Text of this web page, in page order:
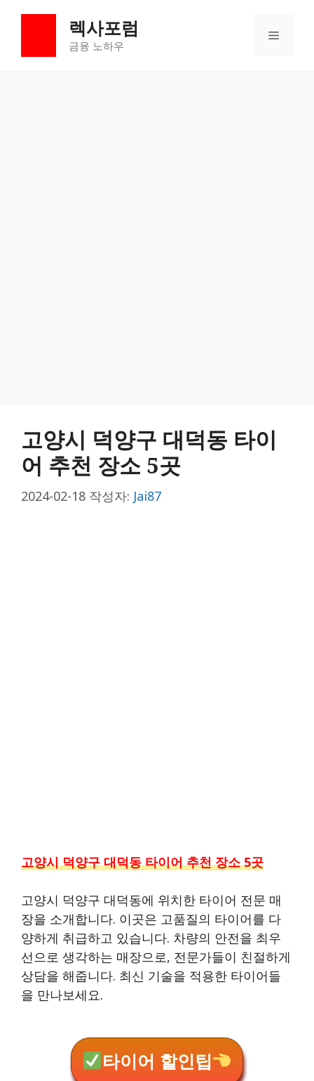
렉사포럼
금융 노하우
메
고양시 덕양구 대덕동 타이
어 추천 장소 5곳
2024-02-18 작성자: Jai87
고양시 덕양구 대덕동 타이어 추천 장소 5곳
고양시 덕양구 대덕동에 위치한 타이어 전문 매
장을 소개합니다. 이곳은 고품질의 타이어를 다
양하게 취급하고 있습니다. 차량의 안전을 최우
선으로 생각하는 매장으로, 전문가들이 친절하게
상담을 해줍니다. 최신 기술을 적용한 타이어들
을 만나보세요.
타이어 할인팁